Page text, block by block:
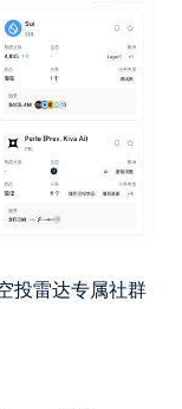
投雷达专属社群